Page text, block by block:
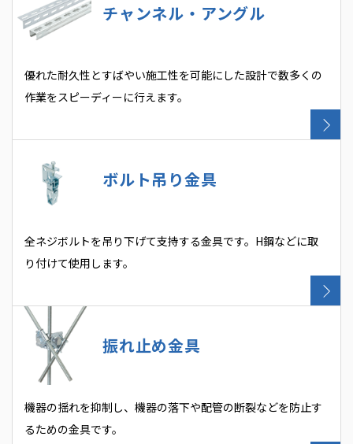
チャンネル・アングル
優れた耐久性とすばやい施工性を可能にした設計で数多くの
作業をスピーディーに行えます。
ボルト吊り金具
全ネジボルトを吊り下げて支持する金具です。H鋼などに取
り付けて使用します。
振れ止め金具
機器の揺れを抑制し、機器の落下や配管の断裂などを防止す
るための金具です。